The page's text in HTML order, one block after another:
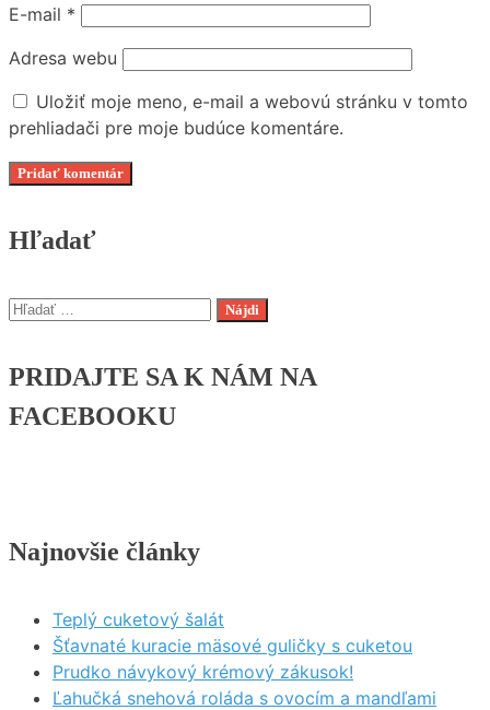
E-mail *
Adresa webu
Uložiť moje meno, e-mail a webovú stránku v tomto
prehliadači pre moje budúce komentáre.
Hľadať
Hľadať:
PRIDAJTE SA K NÁM NA
FACEBOOKU
Najnovšie články
Teplý cuketový šalát
Šťavnaté kuracie mäsové guličky s cuketou
Prudko návykový krémový zákusok!
Ľahučká snehová roláda s ovocím a mandľami